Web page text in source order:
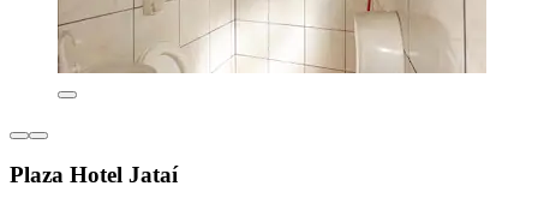
Plaza Hotel Jataí